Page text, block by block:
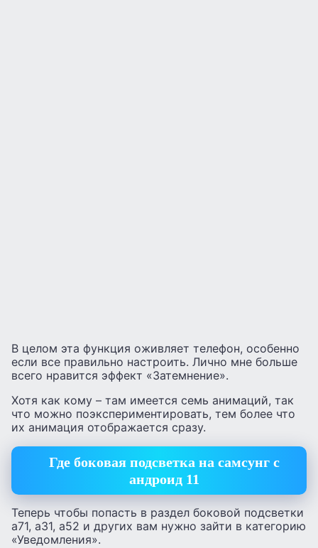
В целом эта функция оживляет телефон, особенно
если все правильно настроить. Лично мне больше
всего нравится эффект «Затемнение».
Хотя как кому – там имеется семь анимаций, так
что можно поэкспериментировать, тем более что
их анимация отображается сразу.
Где боковая подсветка на самсунг с
андроид 11
Теперь чтобы попасть в раздел боковой подсветки
а71, а31, а52 и других вам нужно зайти в категорию
«Уведомления».